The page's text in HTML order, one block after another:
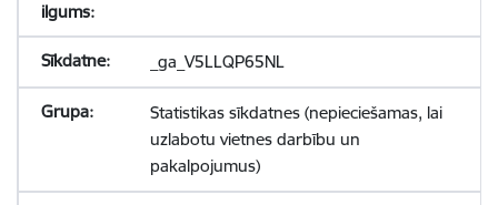
_ga_V5LLQP65NL
Statistikas sīkdatnes (nepieciešamas, lai
uzlabotu vietnes darbību un
pakalpojumus)